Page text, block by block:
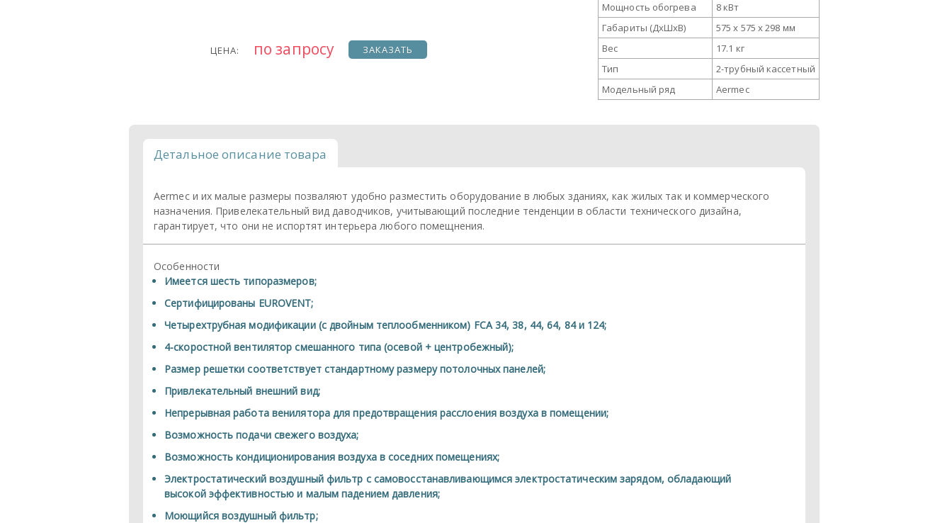
ЦЕНА: по запросу ЗАКАЗАТЬ
Мощность обогрева
8 кВт
Габариты (ДxШxВ)
575 x 575 x 298 мм
Вес
17.1 кг
Тип
2-трубный кассетный
Модельный ряд
Aermec
Детальное описание товара
Aermec и их малые размеры позваляют удобно разместить оборудование в любых зданиях, как жилых так и коммерческого
назначения. Привелекательный вид даводчиков, учитывающий последние тенденции в области технического дизайна,
гарантирует, что они не испортят интерьера любого помещнения.
Особенности
Имеется шесть типоразмеров;
Сертифицированы EUROVENT;
Четырехтрубная модификации (с двойным теплообменником) FCA 34, 38, 44, 64, 84 и 124;
4-скоростной вентилятор смешанного типа (осевой + центробежный);
Размер решетки соответствует стандартному размеру потолочных панелей;
Привлекательный внешний вид;
Непрерывная работа венилятора для предотвращения расслоения воздуха в помещении;
Возможность подачи свежего воздуха;
Возможность кондиционирования воздуха в соседних помещениях;
Электростатический воздушный фильтр с самовосстанавливающимся электростатическим зарядом, обладающий
высокой эффективностью и малым падением давления;
Моющийся воздушный фильтр;